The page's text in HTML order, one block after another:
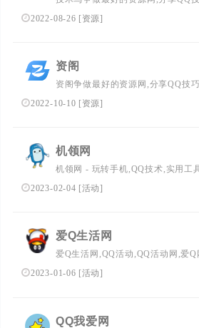
热门视频等各种资源！
2022-08-26 [资源]
资阁
资阁争做最好的资源网,分享QQ技
门视频等各种资源！
2022-10-10 [资源]
机领网
机领网 - 玩转手机,QQ技术,实用工
(JLWZ.cn)是一家专门针对手机用
娱乐等多方面需求，以“乐生活，
2023-02-04 [活动]
爱Q生活网
爱Q生活网,QQ活动,QQ活动网,爱
亮,亮亮blog,亮亮博客,liangliang,免
2023-01-06 [活动]
QQ我爱网